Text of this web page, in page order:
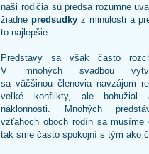
naši rodičia sú predsa rozumne
žiadnepredsudky z minulosti a
to najlepšie.
Predstavy sa však často
V mnohých svadbou
sa väčšinou členovia navzájom
veľké konflikty, ale bohužial
náklonnosti. Mnohých
vzťahoch oboch rodín sa
tak sme často spokojní s tým ako